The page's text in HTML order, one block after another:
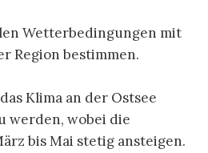
Wetterbedingungen mit
Region bestimmen.
Klima an der Ostsee
werden, wobei die
bis Mai stetig ansteigen.